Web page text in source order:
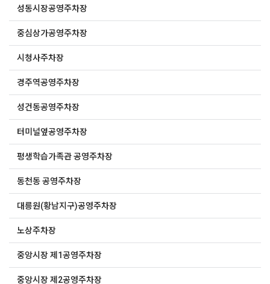
성동시장공영주차장
중심상가공영주차장
시청사주차장
경주역공영주차장
성건동공영주차장
터미널옆공영주차장
평생학습가족관 공영주차장
동천동 공영주차장
대릉원(황남지구)공영주차장
노상주차장
중앙시장 제1공영주차장
중앙시장 제2공영주차장